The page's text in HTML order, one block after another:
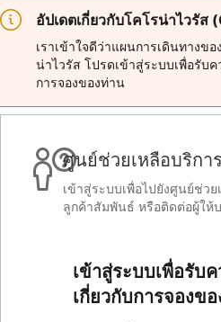
อัปเดตเกี่ยวกับโคโรน่าไวรัส
เราเข้าใจดีว่าแผนการเดินทางข
น่าไวรัส โปรดเข้าสู่ระบบเพื่อรับ
การจองของท่าน
ศูนย์ช่วยเหลือบริกา
เข้าสู่ระบบเพื่อไปยังศูนย์ช่ว
ลูกค้าสัมพันธ์ หรือติดต่อผู้ให้
เข้าสู่ระบบเพื่อรับ
เกี่ยวกับการจองข